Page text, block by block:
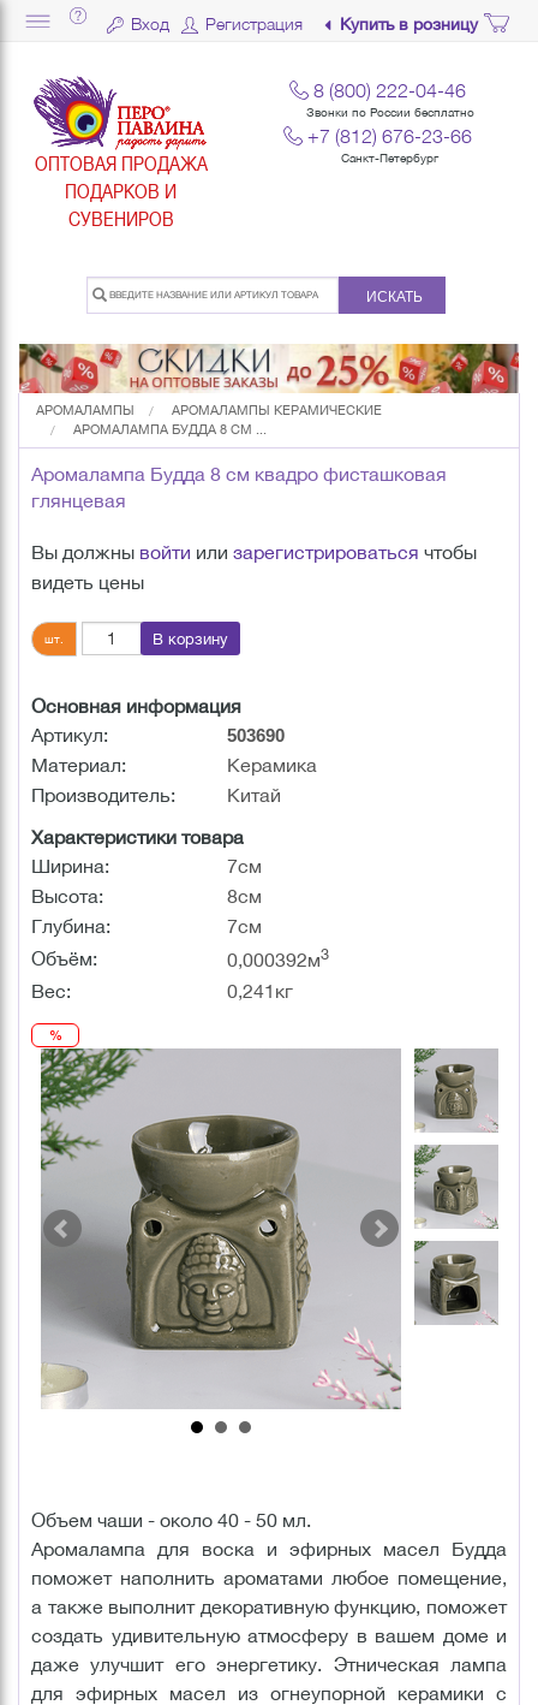
Вход Регистрация Купить в розницу
ОПТОВАЯ ПРОДАЖА
ПОДАРКОВ И
СУВЕНИРОВ
8 (800) 222-04-46
Звонки по России бесплатно
+7 (812) 676-23-66
Санкт-Петербург
ИСКАТЬ
АРОМАЛАМПЫ
АРОМАЛАМПЫ КЕРАМИЧЕСКИЕ
АРОМАЛАМПА БУДДА 8 СМ ...
Аромалампа Будда 8 см квадро фисташковая
глянцевая
Вы должны войти или зарегистрироваться чтобы
видеть цены
шт. В корзину
Основная информация
Артикул:
503690
Материал:
Керамика
Производитель:
Китай
Характеристики товара
Ширина:
7см
Высота:
8см
Глубина:
7см
Объём:
0,000392м3
Вес: 0,241кг
%
Объем чаши - около 40 - 50 мл.
Аромалампа для воска и эфирных масел Будда
поможет наполнить ароматами любое помещение,
а также выполнит декоративную функцию, поможет
создать удивительную атмосферу в вашем доме и
даже улучшит его энергетику. Этническая лампа
для эфирных масел из огнеупорной керамики с